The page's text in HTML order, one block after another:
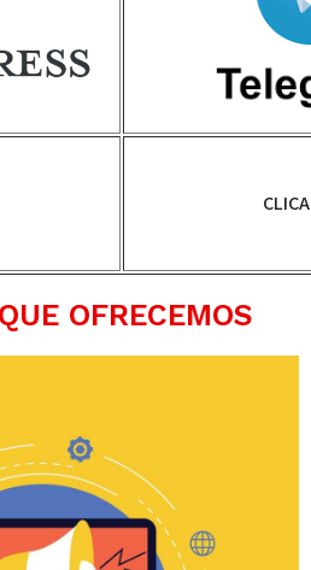
OFRECEMOS